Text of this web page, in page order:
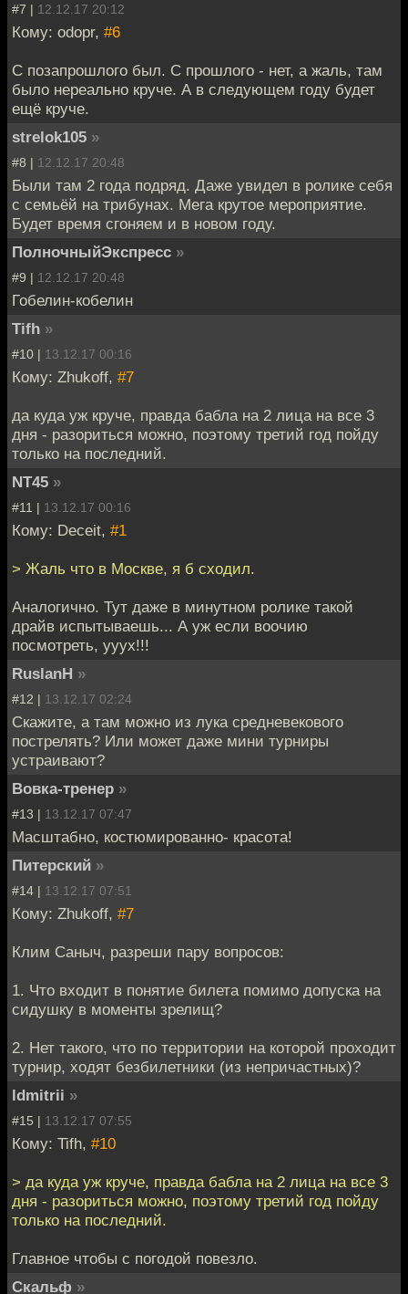
#7 | 12.12.17 20:12
Кому: odopr, #6
С позапрошлого был. С прошлого - нет, а жаль, там
было нереально круче. А в следующем году будет
ещё круче.
strelok105 »
#8 | 12.12.17 20:48
Были там 2 года подряд. Даже увидел в ролике себя
с семьёй на трибунах. Мега крутое мероприятие.
Будет время сгоняем и в новом году.
ПолночныйЭкспресс »
#9 | 12.12.17 20:48
Гобелин-кобелин
Tifh »
#10 | 13.12.17 00:16
Кому: Zhukoff, #7
да куда уж круче, правда бабла на 2 лица на все 3
дня - разориться можно, поэтому третий год пойду
только на последний.
NT45 »
#11 | 13.12.17 00:16
Кому: Deceit, #1
> Жаль что в Москве, я б сходил.
Аналогично. Тут даже в минутном ролике такой
драйв испытываешь... А уж если воочию
посмотреть, ууух!!!
RuslanH »
#12 | 13.12.17 02:24
Скажите, а там можно из лука средневекового
пострелять? Или может даже мини турниры
устраивают?
Вовка-тренер »
#13 | 13.12.17 07:47
Масштабно, костюмированно- красота!
Питерский »
#14 | 13.12.17 07:51
Кому: Zhukoff, #7
Клим Саныч, разреши пару вопросов:
1. Что входит в понятие билета помимо допуска на
сидушку в моменты зрелищ?
2. Нет такого, что по территории на которой проходит
турнир, ходят безбилетники (из непричастных)?
ldmitrii »
#15 | 13.12.17 07:55
Кому: Tifh, #10
> да куда уж круче, правда бабла на 2 лица на все 3
дня - разориться можно, поэтому третий год пойду
только на последний.
Главное чтобы с погодой повезло.
Скальф »